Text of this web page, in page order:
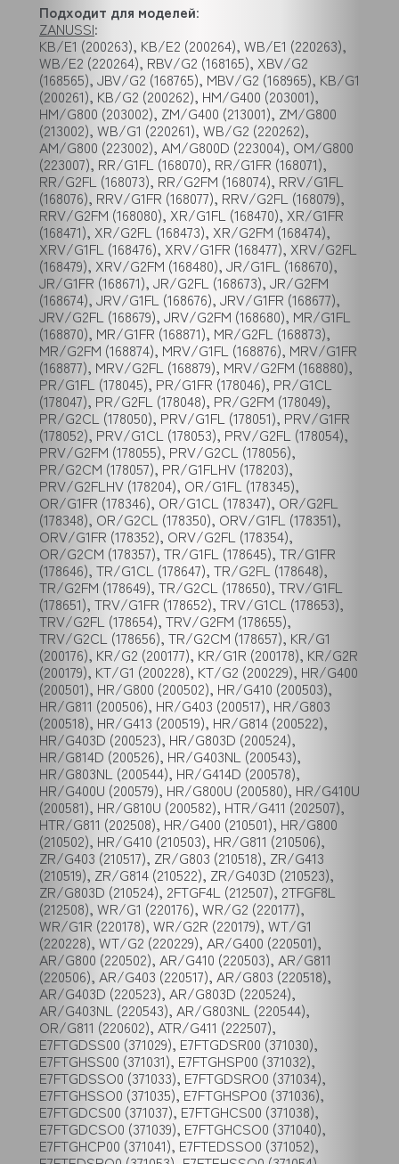
Подходит для моделей:
ZANUSSI:
KB/E1 (200263), KB/E2 (200264), WB/E1 (220263),
WB/E2 (220264), RBV/G2 (168165), XBV/G2
(168565), JBV/G2 (168765), MBV/G2 (168965), KB/G1
(200261), KB/G2 (200262), HM/G400 (203001),
HM/G800 (203002), ZM/G400 (213001), ZM/G800
(213002), WB/G1 (220261), WB/G2 (220262),
AM/G800 (223002), AM/G800D (223004), OM/G800
(223007), RR/G1FL (168070), RR/G1FR (168071),
RR/G2FL (168073), RR/G2FM (168074), RRV/G1FL
(168076), RRV/G1FR (168077), RRV/G2FL (168079),
RRV/G2FM (168080), XR/G1FL (168470), XR/G1FR
(168471), XR/G2FL (168473), XR/G2FM (168474),
XRV/G1FL (168476), XRV/G1FR (168477), XRV/G2FL
(168479), XRV/G2FM (168480), JR/G1FL (168670),
JR/G1FR (168671), JR/G2FL (168673), JR/G2FM
(168674), JRV/G1FL (168676), JRV/G1FR (168677),
JRV/G2FL (168679), JRV/G2FM (168680), MR/G1FL
(168870), MR/G1FR (168871), MR/G2FL (168873),
MR/G2FM (168874), MRV/G1FL (168876), MRV/G1FR
(168877), MRV/G2FL (168879), MRV/G2FM (168880),
PR/G1FL (178045), PR/G1FR (178046), PR/G1CL
(178047), PR/G2FL (178048), PR/G2FM (178049),
PR/G2CL (178050), PRV/G1FL (178051), PRV/G1FR
(178052), PRV/G1CL (178053), PRV/G2FL (178054),
PRV/G2FM (178055), PRV/G2CL (178056),
PR/G2CM (178057), PR/G1FLHV (178203),
PRV/G2FLHV (178204), OR/G1FL (178345),
OR/G1FR (178346), OR/G1CL (178347), OR/G2FL
(178348), OR/G2CL (178350), ORV/G1FL (178351),
ORV/G1FR (178352), ORV/G2FL (178354),
OR/G2CM (178357), TR/G1FL (178645), TR/G1FR
(178646), TR/G1CL (178647), TR/G2FL (178648),
TR/G2FM (178649), TR/G2CL (178650), TRV/G1FL
(178651), TRV/G1FR (178652), TRV/G1CL (178653),
TRV/G2FL (178654), TRV/G2FM (178655),
TRV/G2CL (178656), TR/G2CM (178657), KR/G1
(200176), KR/G2 (200177), KR/G1R (200178), KR/G2R
(200179), KT/G1 (200228), KT/G2 (200229), HR/G400
(200501), HR/G800 (200502), HR/G410 (200503),
HR/G811 (200506), HR/G403 (200517), HR/G803
(200518), HR/G413 (200519), HR/G814 (200522),
HR/G403D (200523), HR/G803D (200524),
HR/G814D (200526), HR/G403NL (200543),
HR/G803NL (200544), HR/G414D (200578),
HR/G400U (200579), HR/G800U (200580), HR/G410U
(200581), HR/G810U (200582), HTR/G411 (202507),
HTR/G811 (202508), HR/G400 (210501), HR/G800
(210502), HR/G410 (210503), HR/G811 (210506),
ZR/G403 (210517), ZR/G803 (210518), ZR/G413
(210519), ZR/G814 (210522), ZR/G403D (210523),
ZR/G803D (210524), 2FTGF4L (212507), 2TFGF8L
(212508), WR/G1 (220176), WR/G2 (220177),
WR/G1R (220178), WR/G2R (220179), WT/G1
(220228), WT/G2 (220229), AR/G400 (220501),
AR/G800 (220502), AR/G410 (220503), AR/G811
(220506), AR/G403 (220517), AR/G803 (220518),
AR/G403D (220523), AR/G803D (220524),
AR/G403NL (220543), AR/G803NL (220544),
OR/G811 (220602), ATR/G411 (222507),
E7FTGDSS00 (371029), E7FTGDSR00 (371030),
E7FTGHSS00 (371031), E7FTGHSP00 (371032),
E7FTGDSSO0 (371033), E7FTGDSRO0 (371034),
E7FTGHSSO0 (371035), E7FTGHSPO0 (371036),
E7FTGDCS00 (371037), E7FTGHCS00 (371038),
E7FTGDCSO0 (371039), E7FTGHCSO0 (371040),
E7FTGHCP00 (371041), E7FTEDSSO0 (371052),